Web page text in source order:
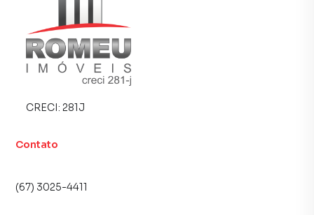
telefone (67) 3025-4411.
A Romeu Imóveis tem mais opções de apartamentos,
casas residenciais e comerciais, sobrados, terrenos, lojas
e barracões para venda ou locação, além de
empreendimentos em construção ou lançamentos na
CRECI: 281J
Contato
(67) 3025-4411